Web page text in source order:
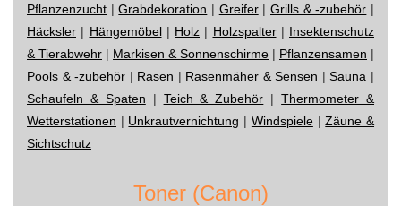
Pflanzenzucht |Grabdekoration | Greifer|Grills & -zubehör |
Häcksler | Hängemöbel| Holz | Holzspalter| Insektenschutz
& Tierabwehr | Markisen & Sonnenschirme | Pflanzensamen |
Pools & -zubehör | Rasen | Rasenmäher & Sensen |Sauna |
Schaufeln & Spaten | Teich & Zubehör |Thermometer &
Wetterstationen | Unkrautvernichtung | Windspiele|Zäune &
Sichtschutz
Toner (Canon)